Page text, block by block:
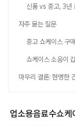
신품 vs 중고, 3년
자주 묻는 질문
중고 쇼케이스 구
쇼케이스 소음이
마무리 결론: 현명한
업소용음료수쇼케